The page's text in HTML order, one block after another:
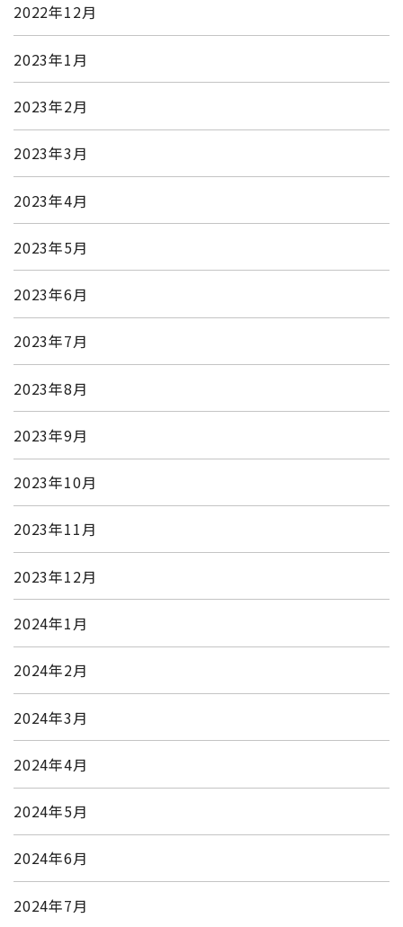
2022年12月
2023年1月
2023年2月
2023年3月
2023年4月
2023年5月
2023年6月
2023年7月
2023年8月
2023年9月
2023年10月
2023年11月
2023年12月
2024年1月
2024年2月
2024年3月
2024年4月
2024年5月
2024年6月
2024年7月